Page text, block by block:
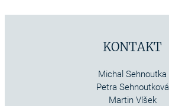
KONTAKT
Michal Sehnoutka
Petra Sehnoutková
Martin Víšek